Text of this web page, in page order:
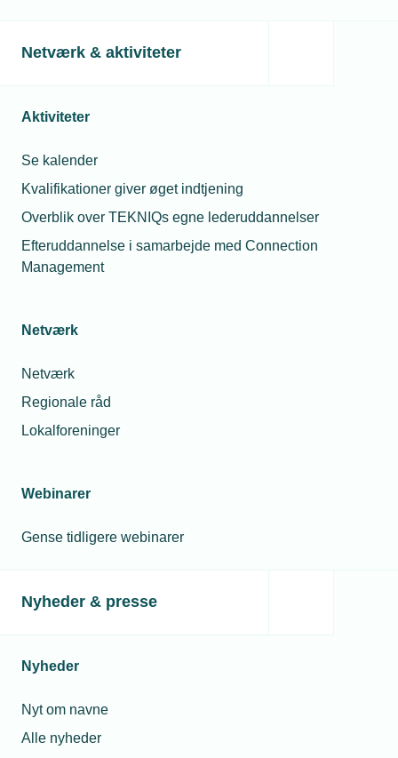
Netværk & aktiviteter
Aktiviteter
Se kalender
Kvalifikationer giver øget indtjening
Overblik over TEKNIQs egne lederuddannelser
Efteruddannelse i samarbejde med Connection
Management
Netværk
Netværk
Regionale råd
Lokalforeninger
Webinarer
Gense tidligere webinarer
Nyheder & presse
Nyheder
Nyt om navne
Alle nyheder